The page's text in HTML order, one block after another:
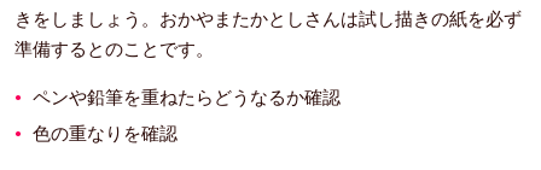
きをしましょう。おかやまたかとしさんは試し描きの紙を必ず
準備するとのことです。
ペンや鉛筆を重ねたらどうなるか確認
色の重なりを確認